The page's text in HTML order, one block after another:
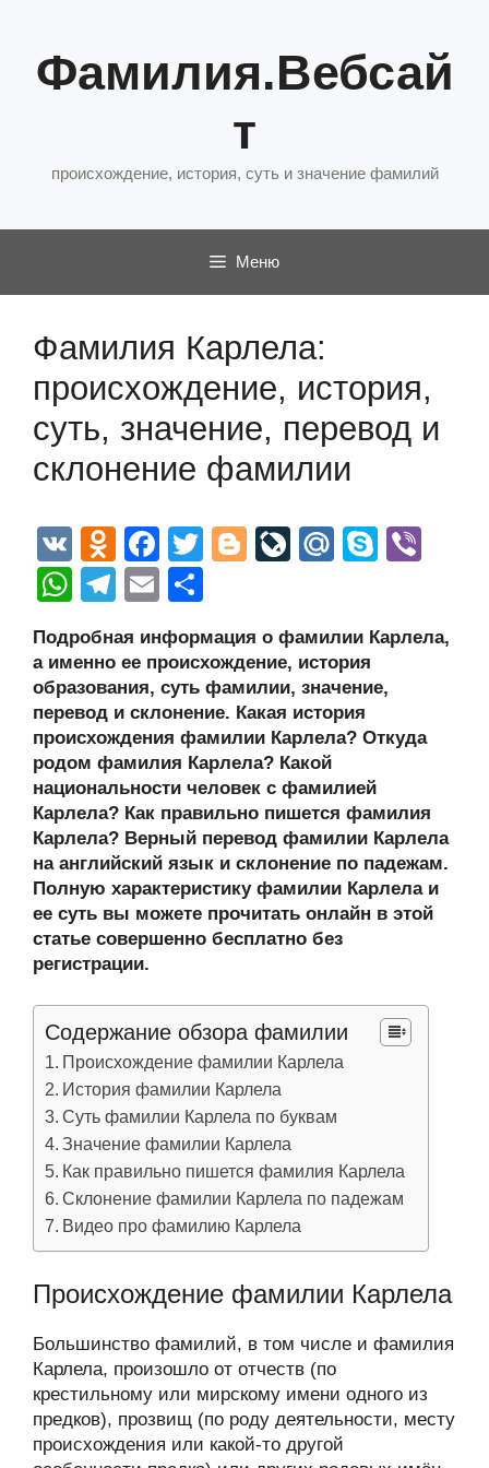
содержимому
Фамилия.Вебсай
т
происхождение, история, суть и значение фамилий
Меню
Фамилия Карлела:
происхождение, история,
суть, значение, перевод и
склонение фамилии
V
K
O
d
n
o
kl
a
ss
ni
ki
F
a
c
e
b
o
o
k
T
er
Bl
g
er
Li
J
o
ur
n
al
M
u
S
e
W
at
s
A
p
p
T
e
gr
a
m
E
ail р
а
в
и
ть
Подробная информация о фамилии Карлела,
а именно ее происхождение, история
образования, суть фамилии, значение,
перевод и склонение. Какая история
происхождения фамилии Карлела? Откуда
родом фамилия Карлела? Какой
национальности человек с фамилией
Карлела? Как правильно пишется фамилия
Карлела? Верный перевод фамилии Карлела
на английский язык и склонение по падежам.
Полную характеристику фамилии Карлела и
ее суть вы можете прочитать онлайн в этой
статье совершенно бесплатно без
регистрации.
Содержание обзора фамилии
Происхождение фамилии Карлела
История фамилии Карлела
Суть фамилии Карлела по буквам
Значение фамилии Карлела
Как правильно пишется фамилия Карлела
Склонение фамилии Карлела по падежам
Видео про фамилию Карлела
Происхождение фамилии Карлела
Большинство фамилий, в том числе и фамилия
Карлела, произошло от отчеств (по
крестильному или мирскому имени одного из
предков), прозвищ (по роду деятельности, месту
происхождения или какой-то другой